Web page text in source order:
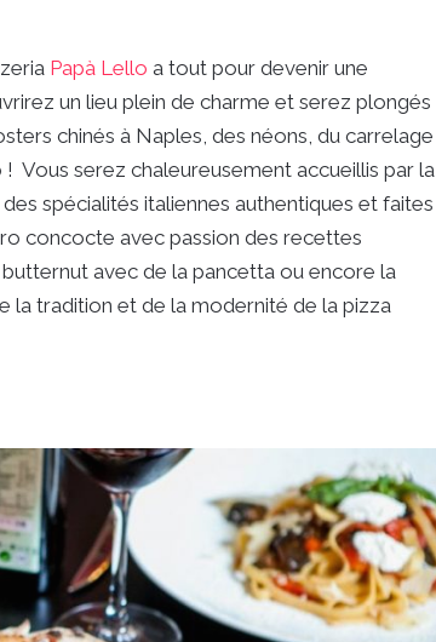
Papà Lello a tout pour devenir une
un lieu plein de charme et serez plongés
chinés à Naples, des néons, du carrelage
! Vous serez chaleureusement accueillis par la
spécialités italiennes authentiques et faites
concocte avec passion des recettes
avec de la pancetta ou encore la
la tradition et de la modernité de la pizza